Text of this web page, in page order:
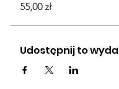
55,00 zł
Udostępnij to